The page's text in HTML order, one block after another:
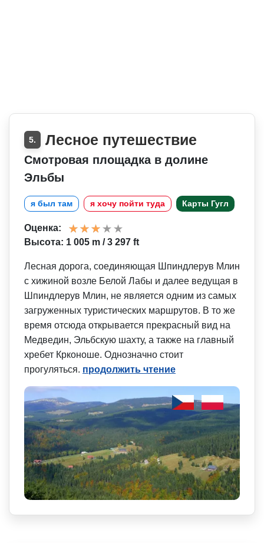
5. Лесное путешествие
Смотровая площадка в долине
Эльбы
я был там я хочу пойти туда Карты Гугл
Оценка:
Высота: 1 005 m / 3 297 ft
Лесная дорога, соединяющая Шпиндлерув Млин
с хижиной возле Белой Лабы и далее ведущая в
Шпиндлерув Млин, не является одним из самых
загруженных туристических маршрутов. В то же
время отсюда открывается прекрасный вид на
Медведин, Эльбскую шахту, а также на главный
хребет Крконоше. Однозначно стоит
прогуляться. продолжить чтение